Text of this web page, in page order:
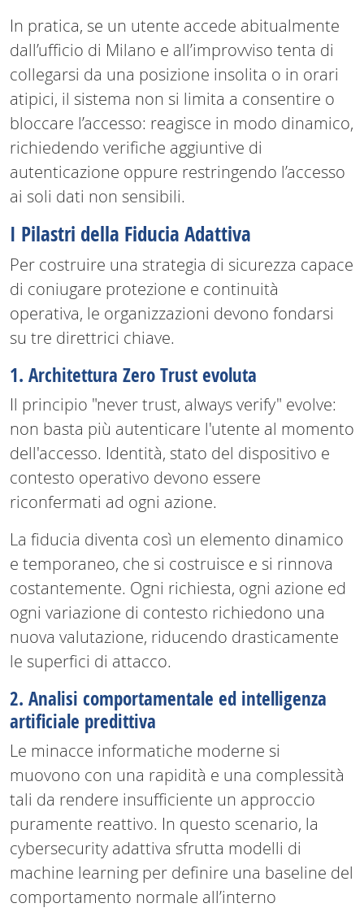
In pratica, se un utente accede abitualmente
dall’ufficio di Milano e all’improvviso tenta di
collegarsi da una posizione insolita o in orari
atipici, il sistema non si limita a consentire o
bloccare l’accesso: reagisce in modo dinamico,
richiedendo verifiche aggiuntive di
autenticazione oppure restringendo l’accesso
ai soli dati non sensibili.
I Pilastri della Fiducia Adattiva
Per costruire una strategia di sicurezza capace
di coniugare protezione e continuità
operativa, le organizzazioni devono fondarsi
su tre direttrici chiave.
1. Architettura Zero Trust evoluta
Il principio "never trust, always verify" evolve:
non basta più autenticare l'utente al momento
dell'accesso. Identità, stato del dispositivo e
contesto operativo devono essere
riconfermati ad ogni azione.
La fiducia diventa così un elemento dinamico
e temporaneo, che si costruisce e si rinnova
costantemente. Ogni richiesta, ogni azione ed
ogni variazione di contesto richiedono una
nuova valutazione, riducendo drasticamente
le superfici di attacco.
2. Analisi comportamentale ed intelligenza
artificiale predittiva
Le minacce informatiche moderne si
muovono con una rapidità e una complessità
tali da rendere insufficiente un approccio
puramente reattivo. In questo scenario, la
cybersecurity adattiva sfrutta modelli di
machine learning per definire una baseline del
comportamento normale all’interno